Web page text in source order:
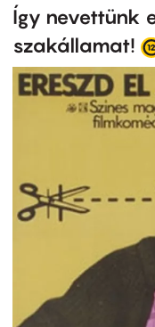
Így nevettünk
szakállamat!